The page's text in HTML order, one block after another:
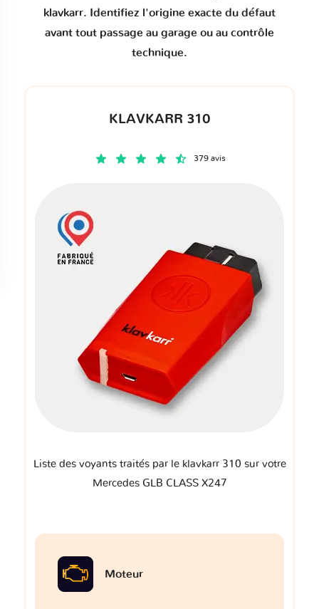
klavkarr. Identifiez l'origine exacte du défaut
avant tout passage au garage ou au contrôle
technique.
KLAVKARR 310
379 avis
Liste des voyants traités par le klavkarr 310 sur votre
Mercedes GLB CLASS X247
Moteur